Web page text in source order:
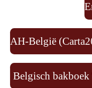
AH-België
Belgisch